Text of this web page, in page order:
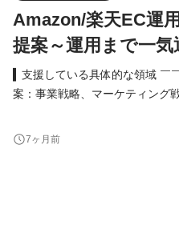
Amazon/楽天EC運
提案～運用まで一気
▍支援している具体的な領域 ￣
案：事業戦略、マーケティング
得、EC顧客獲得、モール支援、クリエ
域の構築・運用：DX推進、シ
7ヶ月前